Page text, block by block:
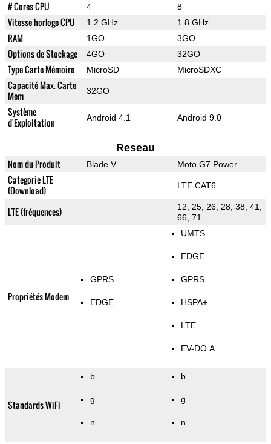
# Cores CPU 4 8
Vitesse horloge CPU 1.2 GHz 1.8 GHz
RAM 1GO 3GO
Options de Stockage 4GO 32GO
Type Carte Mémoire MicroSD MicroSDXC
Capacité Max. Carte
Mem
32GO
Système
d'Exploitation
Android 4.1 Android 9.0
Reseau
Nom du Produit Blade V Moto G7 Power
Categorie LTE
(Download)
LTE CAT6
LTE (fréquences)
12, 25, 26, 28, 38, 41,
66, 71
Propriétés Modem
GPRS
EDGE
UMTS
EDGE
GPRS
HSPA+
LTE
EV-DO A
Standards WiFi
b
g
n
b
g
n